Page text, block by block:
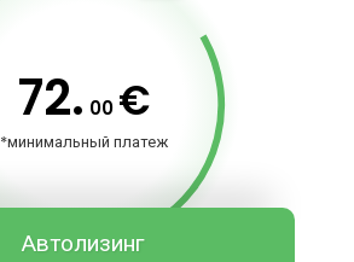
72. 00 €
*минимальный платеж
Автолизинг